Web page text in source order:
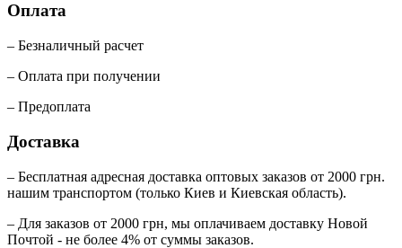
Оплата
– Безналичный расчет
– Оплата при получении
– Предоплата
Доставка
– Бесплатная адресная доставка оптовых заказов от 2000 грн.
нашим транспортом (только Киев и Киевская область).
– Для заказов от 2000 грн, мы оплачиваем доставку Новой
Почтой - не более 4% от суммы заказов.